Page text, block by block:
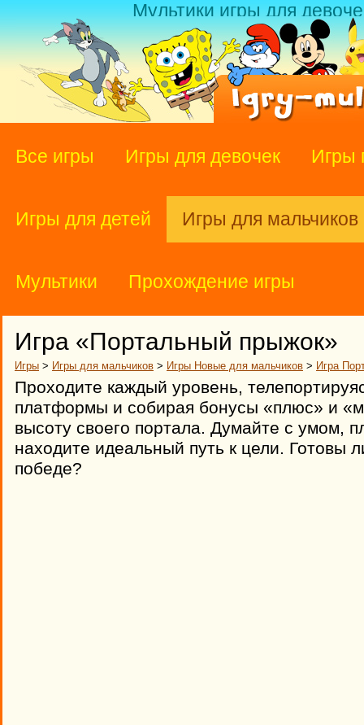
Мультики игры для
Все игры Игры для девочек Игры
Игры для детей Игры для мальчиков
Мультики Прохождение игры
Игра «Портальный прыжок»
Игры > Игры для мальчиков > Игры Новые для мальчиков > Игра
Проходите каждый уровень,
платформы и собирая бонусы «плюс» и
высоту своего портала. Думайте с умом,
находите идеальный путь к цели. Готовы
победе?